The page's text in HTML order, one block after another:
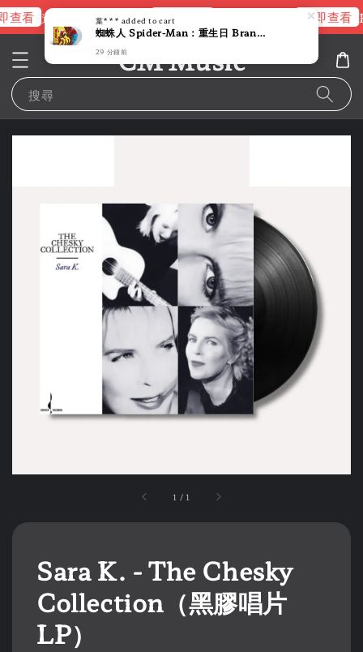
看 進擊的巨人片頭曲 立即查看 立即查看
CM Music
搜尋
1 /1
Sara K. - The Chesky
Collection（黑膠唱片
LP）
葉*** added to cart
蜘蛛人 Spider-Man：重生日 Brand New Day 【Michael Giacchino｜電影配樂｜彩膠】 （黑膠唱片 2LP）
29 分鐘前